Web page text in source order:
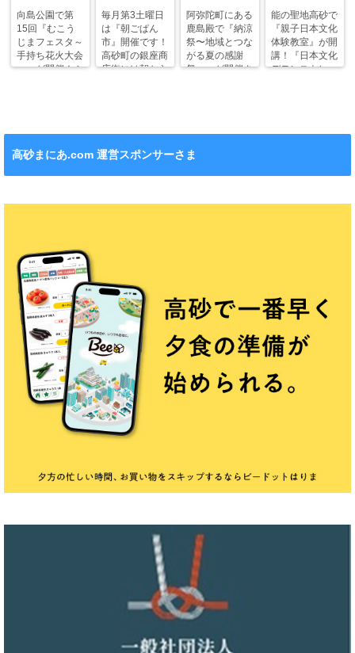
向島公園で第
15回『むこう
じまフェスタ～
手持ち花火大会
～』が開催！ふ
毎月第3土曜日
は『朝ごぱん
市』開催です！
高砂町の銀座商
店街には朝から
阿弥陀町にある
鹿島殿で『納涼
祭〜地域とつな
がる夏の感謝
祭〜』が開催さ
能の聖地高砂で
『親子日本文化
体験教室』が開
講！『日本文化
デモンストレー
高砂まにあ.com 運営スポンサーさま